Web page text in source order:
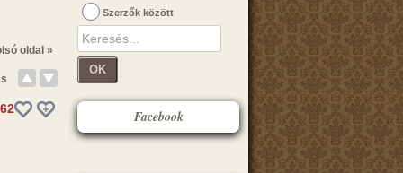
oldal »
Szerzők között
OK
Facebook